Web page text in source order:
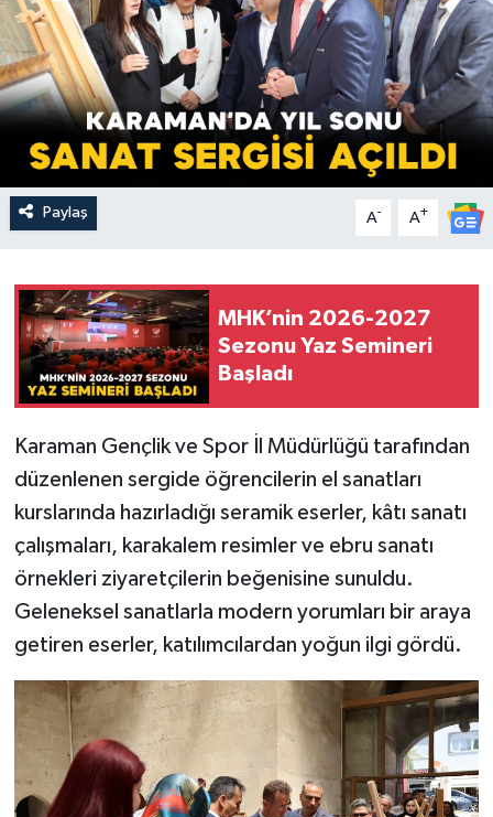
Paylaş A- A+
MHK’nin 2026-2027
Sezonu Yaz Semineri
Başladı
Karaman Gençlik ve Spor İl Müdürlüğü tarafından
düzenlenen sergide öğrencilerin el sanatları
kurslarında hazırladığı seramik eserler, kâtı sanatı
çalışmaları, karakalem resimler ve ebru sanatı
örnekleri ziyaretçilerin beğenisine sunuldu.
Geleneksel sanatlarla modern yorumları bir araya
getiren eserler, katılımcılardan yoğun ilgi gördü.